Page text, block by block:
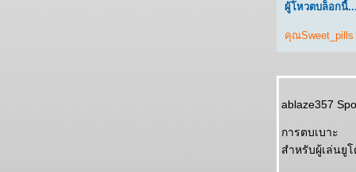
ผู้โหวตบล็อกนี้
คุณSweet_pills
ablaze357
การตบเบาะ
สำหรับผู้เล่นยู